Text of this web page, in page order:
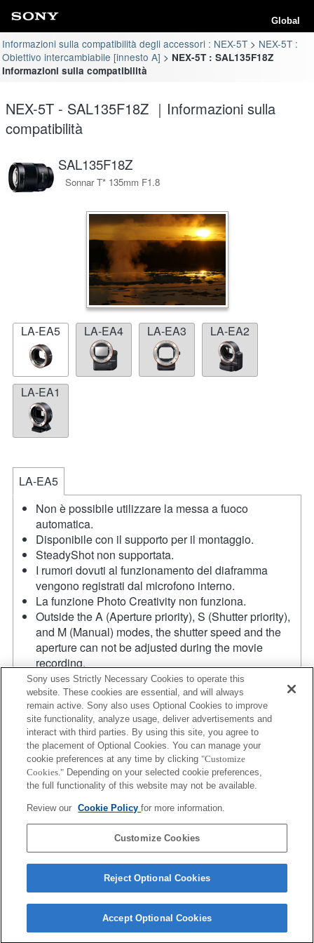
Global
Informazioni sulla compatibilità degli accessori : NEX-5T
NEX-5T :
Obiettivo intercambiabile [innesto A]
NEX-5T : SAL135F18Z
Informazioni sulla compatibilità
NEX-5T - SAL135F18Z ｜Informazioni sulla
compatibilità
SAL135F18Z
Sonnar T* 135mm F1.8
LA-EA5 LA-EA4 LA-EA3 LA-EA2
LA-EA1
LA-EA5
Non è possibile utilizzare la messa a fuoco
automatica.
Disponibile con il supporto per il montaggio.
SteadyShot non supportata.
I rumori dovuti al funzionamento del diaframma
vengono registrati dal microfono interno.
La funzione Photo Creativity non funziona.
Outside the A (Aperture priority), S (Shutter priority),
and M (Manual) modes, the shutter speed and the
aperture can not be adjusted during the movie
recording.
La funzione [Lens Comp] (Lens Compensation) non
funziona.
La funzione "Focal Plane Phase Detection AF" non è
attiva.
Se viene inserito un [obiettivo A-mount] utilizzando il
supporto per il montaggio, la funzione MF assist non
si attiva automaticamente quando viene ruotato il
regolatore di messa a fuoco. È possibile ingrandire
l'immagine assegnando le funzioni [Focus Magnifier]
o [MF Assist] a qualsiasi tasto dal menu "Custom Key
Settings" (Impostazioni tasti personalizzate).
Contact Us
Sony uses Strictly Necessary Cookies to operate this
website. These cookies are essential, and will always
remain active. Sony also uses Optional Cookies to improve
site functionality, analyze usage, deliver advertisements and
interact with third parties. By using this site, you agree to
the placement of Optional Cookies. You can manage your
cookie preferences at any time by clicking "Customize
Cookies." Depending on your selected cookie preferences,
the full functionality of this website may not be available.
Review our Cookie Policyfor more information.
Customize Cookies
Reject Optional Cookies
Accept Optional Cookies